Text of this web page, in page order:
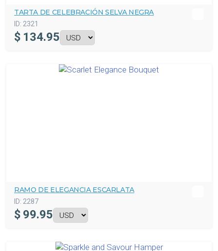
TARTA DE CELEBRACIÓN SELVA NEGRA
ID: 2321
$ 134.95
RAMO DE ELEGANCIA ESCARLATA
ID: 2287
$ 99.95